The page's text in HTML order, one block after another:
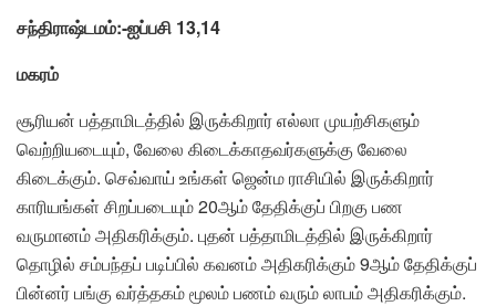
சந்திராஷ்டமம்:-ஐப்பசி 13,14
மகரம்
சூரியன் பத்தாமிடத்தில் இருக்கிறார் எல்லா முயற்சிகளும்
வெற்றியடையும், வேலை கிடைக்காதவர்களுக்கு வேலை
கிடைக்கும். செவ்வாய் உங்கள் ஜென்ம ராசியில் இருக்கிறார்
காரியங்கள் சிறப்படையும் 20ஆம் தேதிக்குப் பிறகு பண
வருமானம் அதிகரிக்கும். புதன் பத்தாமிடத்தில் இருக்கிறார்
தொழில் சம்பந்தப் படிப்பில் கவனம் அதிகரிக்கும் 9ஆம் தேதிக்குப்
பின்னர் பங்கு வர்த்தகம் மூலம் பணம் வரும் லாபம் அதிகரிக்கும்.